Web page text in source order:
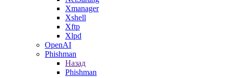
Xmanager
Xshell
Xftp
Xlpd
OpenAI
Phishman
Назад
Phishman